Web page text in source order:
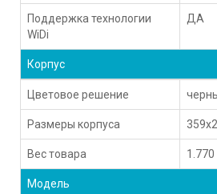
Поддержка технологии
WiDi
ДА
Корпус
Цветовое решение
Размеры корпуса
Вес товара 1.770
Модель